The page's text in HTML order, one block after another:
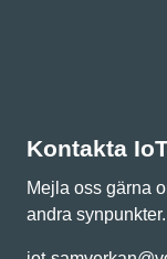
Kontakta
Mejla oss gärna
andra synpunkter.